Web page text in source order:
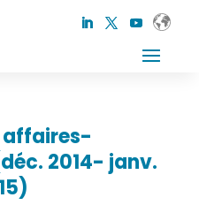
affaires-
2014- janv.